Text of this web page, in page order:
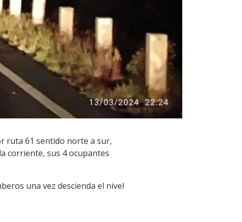
ruta 61 sentido norte a sur,
corriente, sus 4 ocupantes
una vez descienda el nivel